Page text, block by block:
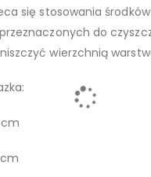
się stosowania
do
wierzchnią
cm